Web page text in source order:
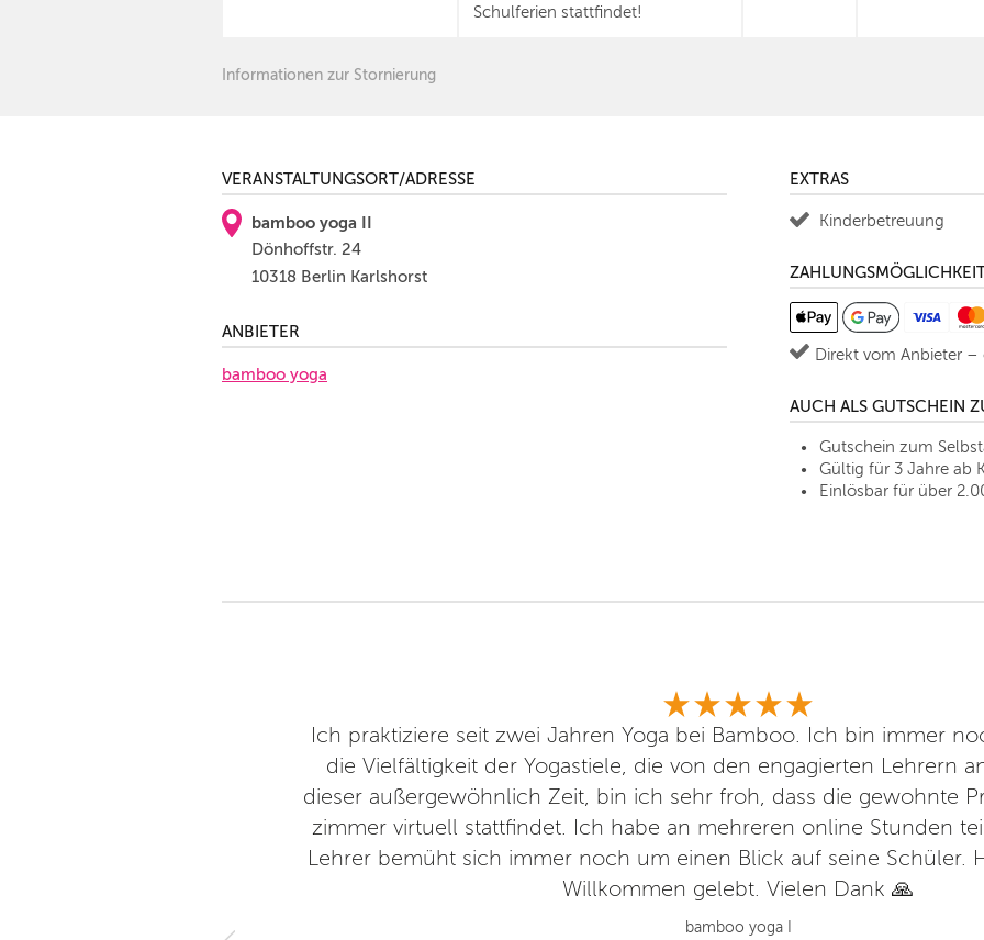
Schulferien stattfindet!
Informationen zur Stornierung
EXTRAS
Kinderbetreuung
Direkt vom Anbieter –
AUCH ALS GUTSCHEIN
Gutschein zum
Gültig für 3 Jahre ab
Einlösbar für über
VERANSTALTUNGSORT/ADRESSE
bamboo yoga II
Dönhoffstr. 24
10318 Berlin Karlshorst
ANBIETER
bamboo yoga
Ich praktiziere seit zwei Jahren Yoga bei Bamboo. Ich bin immer
die Vielfältigkeit der Yogastiele, die von den engagierten Lehrern
dieser außergewöhnlich Zeit, bin ich sehr froh, dass die gewohnte
zimmer virtuell stattfindet. Ich habe an mehreren online Stunden
Lehrer bemüht sich immer noch um einen Blick auf seine Schüler.
Willkommen gelebt. Vielen Dank 🙏
bamboo yoga I